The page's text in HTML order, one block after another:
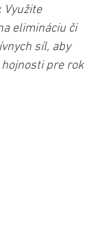
Využite
elimináciu či
síl, aby
pre rok